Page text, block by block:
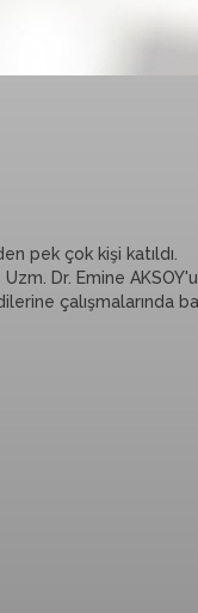
pek çok kişi katıldı.
Dr. Emine
çalışmalarında